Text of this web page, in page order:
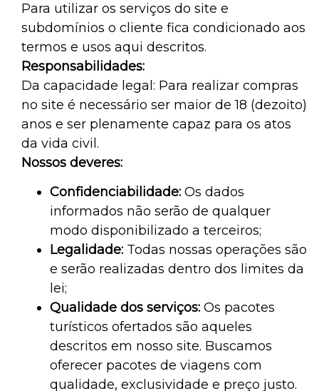
Para utilizar os serviços do site e
subdomínios o cliente fica condicionado aos
termos e usos aqui descritos.
Responsabilidades:
Da capacidade legal: Para realizar compras
no site é necessário ser maior de 18 (dezoito)
anos e ser plenamente capaz para os atos
da vida civil.
Nossos deveres:
Confidenciabilidade: Os dados
informados não serão de qualquer
modo disponibilizado a terceiros;
Legalidade: Todas nossas operações são
e serão realizadas dentro dos limites da
lei;
Qualidade dos serviços: Os pacotes
turísticos ofertados são aqueles
descritos em nosso site. Buscamos
oferecer pacotes de viagens com
qualidade, exclusividade e preço justo.